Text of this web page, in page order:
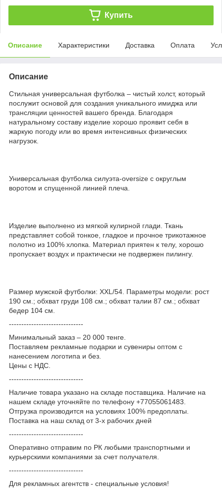
Купить
Описание Характеристики Доставка Оплата
Описание
Стильная универсальная футболка – чистый холст, который
послужит основой для создания уникального имиджа или
трансляции ценностей вашего бренда. Благодаря
натуральному составу изделие хорошо проявит себя в
жаркую погоду или во время интенсивных физических
нагрузок.
Универсальная футболка силуэта-oversize с округлым
воротом и спущенной линией плеча.
Изделие выполнено из мягкой кулирной глади. Ткань
представляет собой тонкое, гладкое и прочное трикотажное
полотно из 100% хлопка. Материал приятен к телу, хорошо
пропускает воздух и практически не подвержен пилингу.
Размер мужской футболки: XXL/54. Параметры модели: рост
190 см.; обхват груди 108 см.; обхват талии 87 см.; обхват
бедер 104 см.
------------------------------
Минимальный заказ – 20 000 тенге.
Поставляем рекламные подарки и сувениры оптом с
нанесением логотипа и без.
Цены с НДС.
------------------------------
Наличие товара указано на складе поставщика. Наличие на
нашем складе уточняйте по телефону +77055061483.
Отгрузка производится на условиях 100% предоплаты.
Поставка на наш склад от 3-x рабочих дней
------------------------------
Оперативно отправим по РК любыми транспортными и
курьерскими компаниями за счет получателя.
------------------------------
Для рекламных агентств - специальные условия!